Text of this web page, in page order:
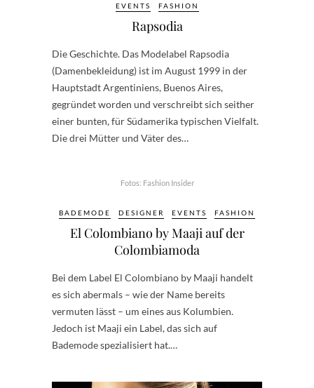
EVENTS FASHION
Rapsodia
Die Geschichte. Das Modelabel Rapsodia
(Damenbekleidung) ist im August 1999 in der
Hauptstadt Argentiniens, Buenos Aires,
gegründet worden und verschreibt sich seither
einer bunten, für Südamerika typischen Vielfalt.
Die drei Mütter und Väter des…
Fotos: Fashion Insider
BADEMODE DESIGNER EVENTS FASHION
El Colombiano by Maaji auf der
Colombiamoda
Bei dem Label El Colombiano by Maaji handelt
es sich abermals – wie der Name bereits
vermuten lässt – um eines aus Kolumbien.
Jedoch ist Maaji ein Label, das sich auf
Bademode spezialisiert hat.…